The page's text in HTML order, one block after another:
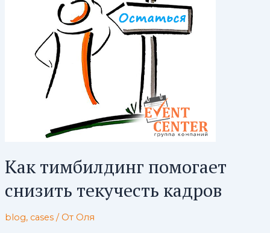
Как тимбилдинг помогает
снизить текучесть кадров
blog, cases/ От Оля